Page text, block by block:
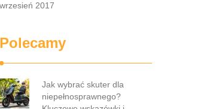
wrzesień 2017
Polecamy
Jak wybrać skuter dla
niepełnosprawnego?